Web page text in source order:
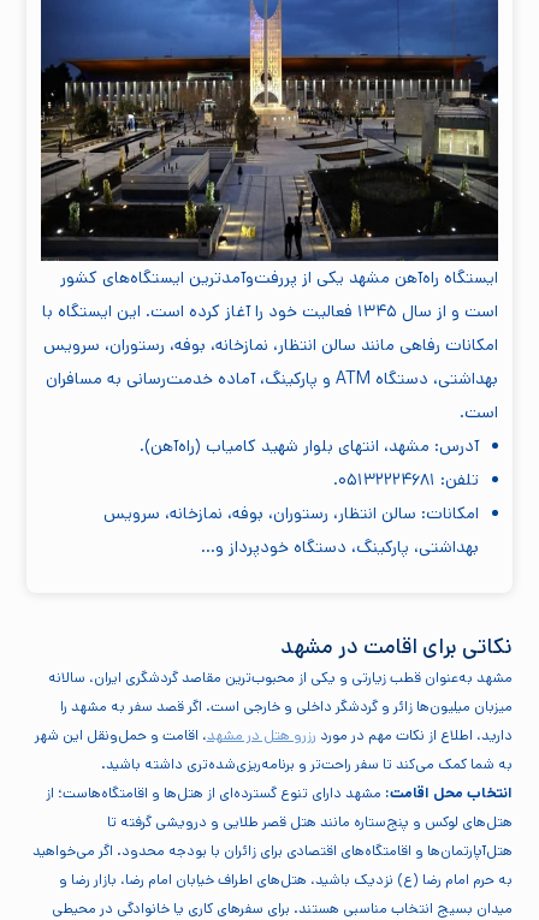
ایستگاه راه‌آهن مشهد یکی از پررفت‌وآمدترین ایستگاه‌های کشور
است و از سال ۱۳۴۵ فعالیت خود را آغاز کرده است. این ایستگاه با
امکانات رفاهی مانند سالن انتظار، نمازخانه، بوفه، رستوران، سرویس
بهداشتی، دستگاه ATM و پارکینگ، آماده خدمت‌رسانی به مسافران
است.
آدرس: مشهد، انتهای بلوار شهید کامیاب (راه‌آهن).
تلفن: ۰۵۱۳۲۲۲۴۶۸۱.
امکانات: سالن انتظار، رستوران، بوفه، نمازخانه، سرویس
بهداشتی، پارکینگ، دستگاه خودپرداز و…
نکاتی برای اقامت در مشهد
مشهد به‌عنوان قطب زیارتی و یکی از محبوب‌ترین مقاصد گردشگری ایران، سالانه
میزبان میلیون‌ها زائر و گردشگر داخلی و خارجی است. اگر قصد سفر به مشهد را
دارید، اطلاع از نکات مهم در مورد رزرو هتل در مشهد، اقامت و حمل‌ونقل این شهر
به شما کمک می‌کند تا سفر راحت‌تر و برنامه‌ریزی‌شده‌تری داشته باشید.
انتخاب محل اقامت: مشهد دارای تنوع گسترده‌ای از هتل‌ها و اقامتگاه‌هاست؛ از
هتل‌های لوکس و پنج‌ستاره مانند هتل قصر طلایی و درویشی گرفته تا
هتل‌آپارتمان‌ها و اقامتگاه‌های اقتصادی برای زائران با بودجه محدود. اگر می‌خواهید
به حرم امام رضا (ع) نزدیک باشید، هتل‌های اطراف خیابان امام رضا، بازار رضا و
میدان بسیج انتخاب مناسبی هستند. برای سفرهای کاری یا خانوادگی در محیطی